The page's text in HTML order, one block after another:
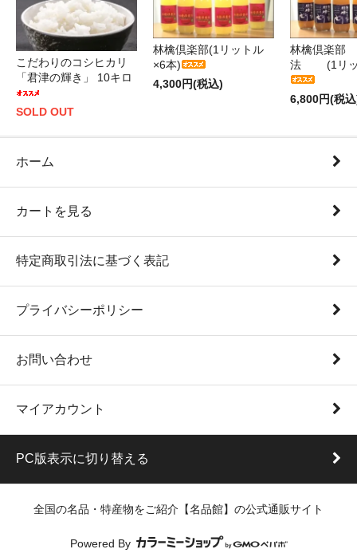
こだわりのコシヒカリ
「君津の輝き」 10キロ
SOLD OUT
林檎倶楽部(1リットル
×6本)
4,300円(税込)
林檎倶楽部
法 (1リッ
6,800円(税
ホーム
カートを見る
特定商取引法に基づく表記
プライバシーポリシー
お問い合わせ
マイアカウント
PC版表示に切り替える
全国の名品・特産物をご紹介【名品館】の公式通販サイト
Powered By